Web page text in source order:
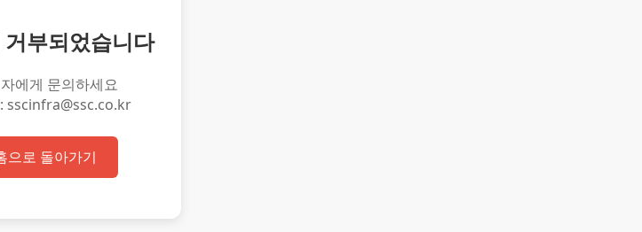
부되었습니다
에게 문의하세요
sscinfra@ssc.co.kr
으로 돌아가기